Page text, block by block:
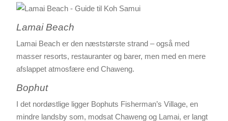
Lamai Beach
Lamai Beach er den næststørste strand – også med
masser resorts, restauranter og barer, men med en mere
afslappet atmosfære end Chaweng.
Bophut
I det nordøstlige ligger Bophuts Fisherman’s Village, en
mindre landsby som, modsat Chaweng og Lamai, er langt